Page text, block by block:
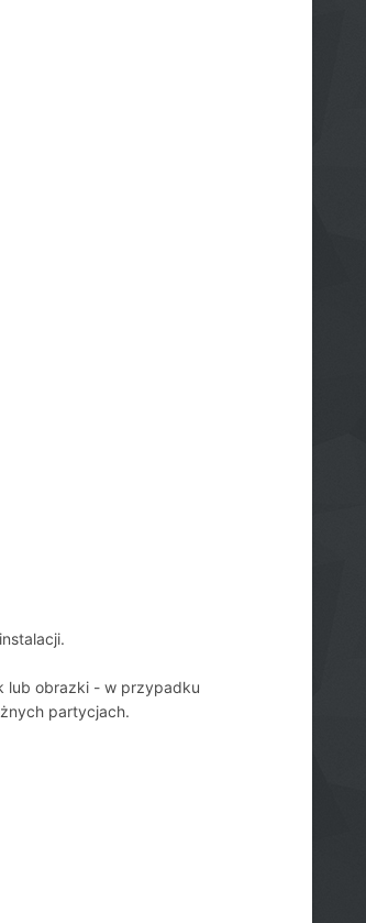
lub obrazki - w przypadku
partycjach.